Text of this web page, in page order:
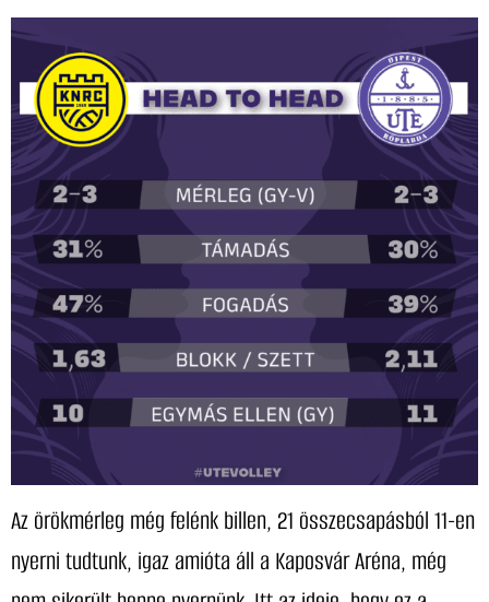
Az örökmérleg még felénk billen, 21 összecsapásból 11-en
nyerni tudtunk, igaz amióta áll a Kaposvár Aréna, még